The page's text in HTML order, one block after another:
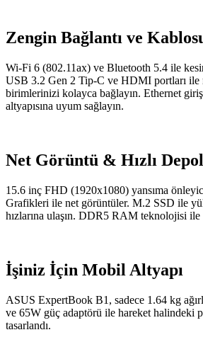
Zengin Bağlantı ve
Wi-Fi 6 (802.11ax) ve Bluetooth 5.4 ile
USB 3.2 Gen 2 Tip-C ve HDMI portları ile
birimlerinizi kolayca bağlayın. Ethernet
altyapısına uyum sağlayın.
Net Görüntü & Hızlı
15.6 inç FHD (1920x1080) yansıma
Grafikleri ile net görüntüler. M.2 SSD ile
hızlarına ulaşın. DDR5 RAM teknolojisi ile
İşiniz İçin Mobil Altyapı
ASUS ExpertBook B1, sadece 1.64 kg
ve 65W güç adaptörü ile hareket halindeki
tasarlandı.